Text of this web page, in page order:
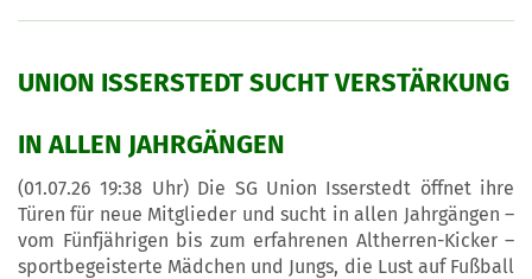
UNION ISSERSTEDT SUCHT VERSTÄRKUNG
IN ALLEN JAHRGÄNGEN
(01.07.26 19:38 Uhr) Die SG Union Isserstedt öffnet ihre
Türen für neue Mitglieder und sucht in allen Jahrgängen –
vom Fünfjährigen bis zum erfahrenen Altherren-Kicker –
sportbegeisterte Mädchen und Jungs, die Lust auf Fußball